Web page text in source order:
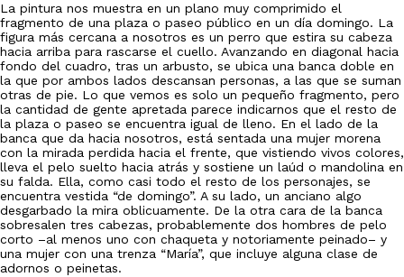
La pintura nos muestra en un plano muy comprimido el
fragmento de una plaza o paseo público en un día domingo. La
figura más cercana a nosotros es un perro que estira su cabeza
hacia arriba para rascarse el cuello. Avanzando en diagonal hacia
fondo del cuadro, tras un arbusto, se ubica una banca doble en
la que por ambos lados descansan personas, a las que se suman
otras de pie. Lo que vemos es solo un pequeño fragmento, pero
la cantidad de gente apretada parece indicarnos que el resto de
la plaza o paseo se encuentra igual de lleno. En el lado de la
banca que da hacia nosotros, está sentada una mujer morena
con la mirada perdida hacia el frente, que vistiendo vivos colores,
lleva el pelo suelto hacia atrás y sostiene un laúd o mandolina en
su falda. Ella, como casi todo el resto de los personajes, se
encuentra vestida “de domingo”. A su lado, un anciano algo
desgarbado la mira oblicuamente. De la otra cara de la banca
sobresalen tres cabezas, probablemente dos hombres de pelo
corto –al menos uno con chaqueta y notoriamente peinado– y
una mujer con una trenza “María”, que incluye alguna clase de
adornos o peinetas.